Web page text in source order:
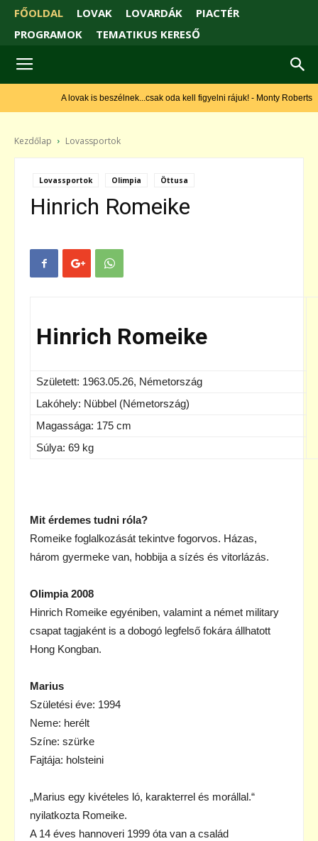
FŐOLDAL LOVAK LOVARDÁK
PIACTÉR
PROGRAMOK
TEMATIKUS KERESŐ
A lovak is beszélnek...csak oda kell figyelni rájuk! - Monty Roberts
Kezdőlap Lovassportok
Lovassportok Olimpia Öttusa
Hinrich Romeike
Hinrich Romeike
Született: 1963.05.26, Németország
Lakóhely: Nübbel (Németország)
Magassága: 175 cm
Súlya: 69 kg
Mit érdemes tudni róla?
Romeike foglalkozását tekintve fogorvos. Házas,
három gyermeke van, hobbija a sízés és vitorlázás.
Olimpia 2008
Hinrich Romeike egyéniben, valamint a német military
csapat tagjaként is a dobogó legfelső fokára állhatott
Hong Kongban.
Marius
Születési éve: 1994
Neme: herélt
Színe: szürke
Fajtája: holsteini
„Marius egy kivételes ló, karakterrel és morállal.“
nyilatkozta Romeike.
A 14 éves hannoveri 1999 óta van a család